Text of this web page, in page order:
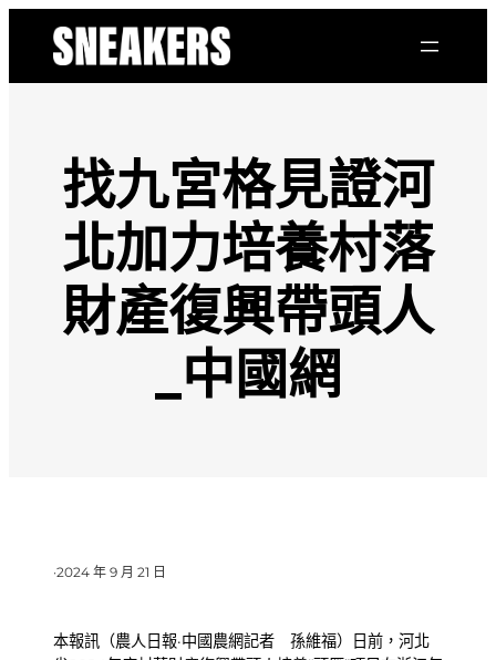
找九宮格見證河
北加力培養村落
財產復興帶頭人
_中國網
·2024 年 9 月 21 日
本報訊（農人日報·中國農網記者 孫維福）日前，河北